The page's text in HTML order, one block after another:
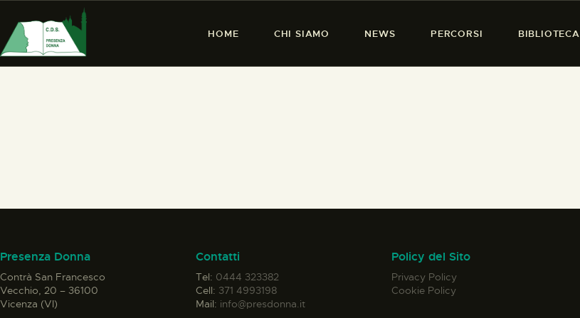
HOME CHI SIAMO NEWS PERCORSI BIBLIOTECA
PRESENZA DONNA
ELISA SALERNO
CONTATTI
Presenza Donna
Contrà San Francesco
Vecchio, 20 – 36100
Vicenza (VI)
Contatti
Tel: 0444 323382
Cell: 371 4993198
Mail: info@presdonna.it
Policy del Sito
Privacy Policy
Cookie Policy